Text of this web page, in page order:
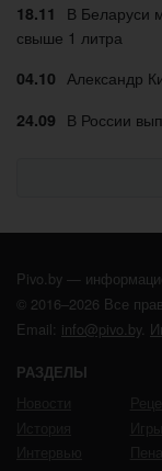
18.11
В Беларуси
свыше 1 литра
04.10 Александр
24.09 В России
Pivo.by —
© 2016–2026 Все
Email: info@pivo.by.
РАЗДЕЛЫ